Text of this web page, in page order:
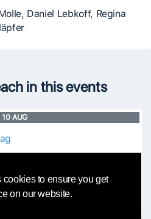
to ensure you get
on our website.
Daniel Lebkoff, Regina
in this events
10AUG